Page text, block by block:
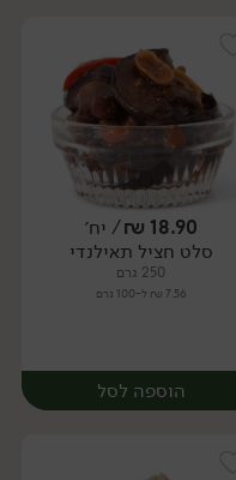
יח׳
18.90
₪/ יח׳
סלט חציל תאילנדי
250 גרם
7.56 ₪ ל-100 גרם
הוספה לסל